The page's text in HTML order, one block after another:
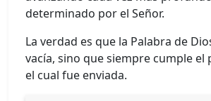
determinado por el Señor.
La verdad es que la Palabra de
vacía, sino que siempre cumple
el cual fue enviada.